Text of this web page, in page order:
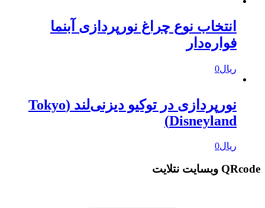
انتخاب نوع چراغ نورپردازی آبنما
فواره‌دار
ریال0
نورپردازی در توکیو دیزنی‌لند (Tokyo
Disneyland)
ریال0
QRcode وبسایت نتلایت